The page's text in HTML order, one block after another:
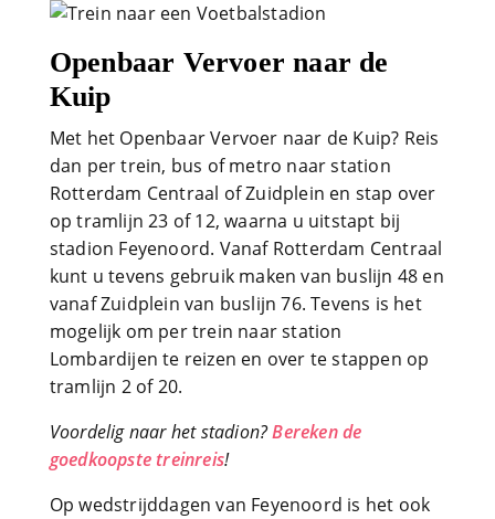
Openbaar Vervoer naar de
Kuip
Met het Openbaar Vervoer naar de Kuip? Reis
dan per trein, bus of metro naar station
Rotterdam Centraal of Zuidplein en stap over
op tramlijn 23 of 12, waarna u uitstapt bij
stadion Feyenoord. Vanaf Rotterdam Centraal
kunt u tevens gebruik maken van buslijn 48 en
vanaf Zuidplein van buslijn 76. Tevens is het
mogelijk om per trein naar station
Lombardijen te reizen en over te stappen op
tramlijn 2 of 20.
Voordelig naar het stadion?Bereken de
goedkoopste treinreis!
Op wedstrijddagen van Feyenoord is het ook